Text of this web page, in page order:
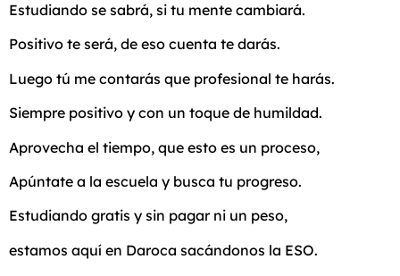
Estudiando se sabrá, si tu mente cambiará.
Positivo te será, de eso cuenta te darás.
Luego tú me contarás que profesional te harás.
Siempre positivo y con un toque de humildad.
Aprovecha el tiempo, que esto es un proceso,
Apúntate a la escuela y busca tu progreso.
Estudiando gratis y sin pagar ni un peso,
estamos aquí en Daroca sacándonos la ESO.